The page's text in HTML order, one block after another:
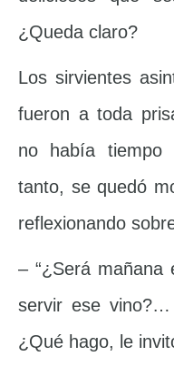
¿Queda claro?
Los sirvientes
fueron a toda
no había tiempo
tanto, se quedó
reflexionando
– “¿Será mañana
servir ese
¿Qué hago, le